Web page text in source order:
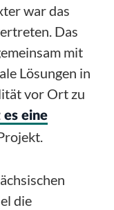
war das
Das
mit
Lösungen in
vor Ort zu
es eine
die